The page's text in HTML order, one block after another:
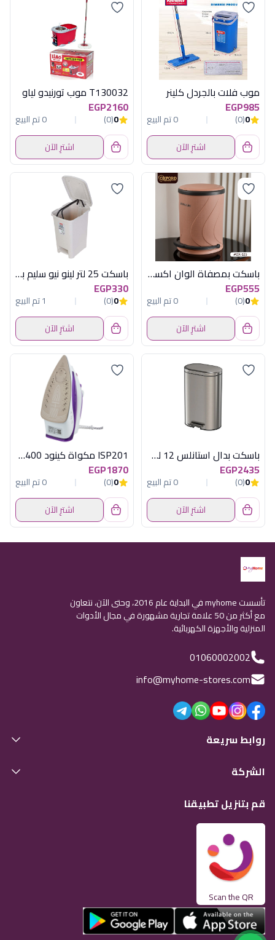
موب فلات بالجردل كلينر
EGP985
0
(0)
0 تم البيع
اشترِ الآن
T130032 موب تورنيدو لياو
EGP2160
0
(0)
0 تم البيع
اشترِ الآن
باسكت بمصفاة الوان اكسفورد OX125
EGP555
0
(0)
0 تم البيع
اشترِ الآن
باسكت 25 لتر لينو نيو سليم بيج اكسا
EGP330
0
(0)
1 تم البيع
اشترِ الآن
باسكت بدال استانلس 12 لتر بيضاوى هومفل
EGP2435
0
(0)
0 تم البيع
اشترِ الآن
ISP201 مكواة كينود 2400 وات
EGP1870
0
(0)
0 تم البيع
اشترِ الآن
تأسست myhome في البداية عام 2016، وحتى الآن، نتعاون
مع أكثر من 50 علامة تجارية مشهورة في مجال الأدوات
المنزلية والأجهزة الكهربائية.
01060002002
info@myhome-stores.com
روابط سريعة
الشركة
قم بتنزيل تطبيقنا
Scan the QR